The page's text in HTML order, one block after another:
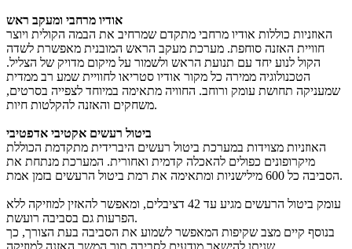
אודיו מרחבי ומעקב ראש
האוזניות כוללות אודיו מרחבי מתקדם שמרחיב את הבמה הקולית ויוצר
חוויית האזנה סוחפת. מערכת מעקב הראש המובנית מאפשרת לשדה
הקול לנוע יחד עם תנועת הראש ולשמור על מיקום מדויק של הצליל.
הטכנולוגיה ממירה כל מקור אודיו סטריאו לחוויית שמע רב ממדית
שמעניקה תחושת עומק ורוחב. החוויה מתאימה במיוחד לצפייה בסרטים,
משחקים והאזנה להקלטות חיות.
ביטול רעשים אקטיבי אדפטיבי
האוזניות מצוידות במערכת ביטול רעשים היברידית מתקדמת הכוללת
מיקרופונים כפולים להאכלה קדמית ואחורית. המערכת מנתחת את
הסביבה כל 600 מילישניות ומתאימה את רמת ביטול הרעשים בזמן אמת.
עומק ביטול הרעשים מגיע עד 42 דציבלים, ומאפשר להאזין למוזיקה ללא
הפרעות גם בסביבה רועשת.
בנוסף קיים מצב שקיפות המאפשר לשמוע את הסביבה בעת הצורך, כך